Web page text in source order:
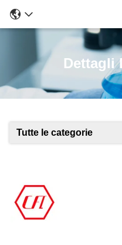
Dettagli
Tutte le categorie